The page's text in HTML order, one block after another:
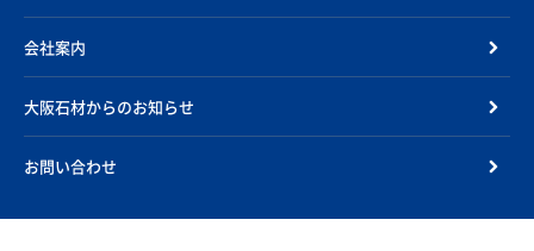
会社案内
大阪石材からのお知らせ
お問い合わせ